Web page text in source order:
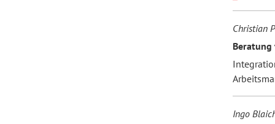
Christian
Beratung
Ingo